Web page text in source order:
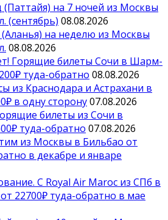
на 7 ночей из Москвы
(сентябрь) 08.08.2026
на неделю из Москвы
08.08.2026
Горящие билеты Сочи в Шарм-
туда-обратно 08.08.2026
из Краснодара и Астрахани в
в одну сторону07.08.2026
билеты из Сочи в
туда-обратно 07.08.2026
из Москвы в Бильбао от
в декабре и январе
С Royal Air Maroc из СПб в
22700₽ туда-обратно в мае